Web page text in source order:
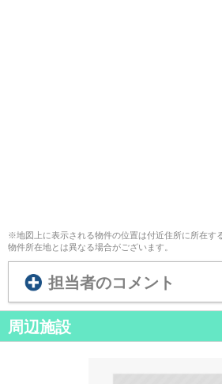
※地図上に表示される物件の位置は付近住所に所在す
物件所在地とは異なる場合がございます。
担当者のコメント
周辺施設